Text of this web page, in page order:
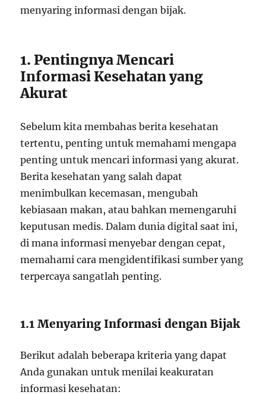
menyaring informasi dengan bijak.
1. Pentingnya Mencari
Informasi Kesehatan yang
Akurat
Sebelum kita membahas berita kesehatan
tertentu, penting untuk memahami mengapa
penting untuk mencari informasi yang akurat.
Berita kesehatan yang salah dapat
menimbulkan kecemasan, mengubah
kebiasaan makan, atau bahkan memengaruhi
keputusan medis. Dalam dunia digital saat ini,
di mana informasi menyebar dengan cepat,
memahami cara mengidentifikasi sumber yang
terpercaya sangatlah penting.
1.1 Menyaring Informasi dengan Bijak
Berikut adalah beberapa kriteria yang dapat
Anda gunakan untuk menilai keakuratan
informasi kesehatan: